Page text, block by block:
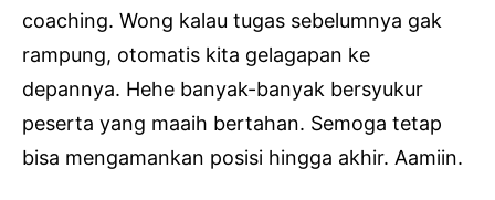
coaching. Wong kalau tugas sebelumnya gak
rampung, otomatis kita gelagapan ke
depannya. Hehe banyak-banyak bersyukur
peserta yang maaih bertahan. Semoga tetap
bisa mengamankan posisi hingga akhir. Aamiin.